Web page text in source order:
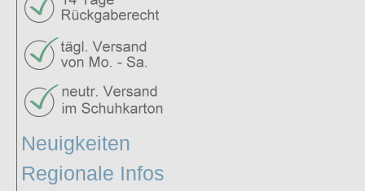
Neuigkeiten
Regionale Infos